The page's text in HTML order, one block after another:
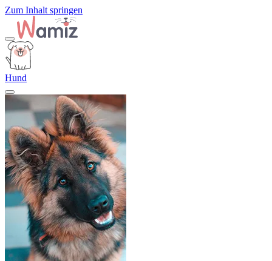
Zum Inhalt springen
Hund